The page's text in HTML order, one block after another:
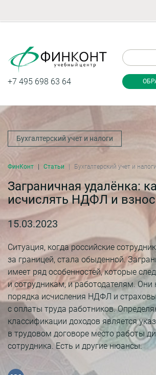
+7 495 698 63 64
Бухгалтерский учет и налоги
ФинКонт Статьи Бухгалтерский учет и налоги
Заграничная удалёнка:
исчислять НДФЛ и
15.03.2023
Ситуация, когда российские
за границей, стала обыденной.
имеет ряд особенностей, которые
и сотрудникам, и работодателям. Они
порядка исчисления НДФЛ и
с оплаты труда работников.
классификации доходов является
в трудовом договоре место работы
сотрудника. Есть и другие нюансы.
звонок
Даю согласие на обработку
конфиденциальности
Заказать